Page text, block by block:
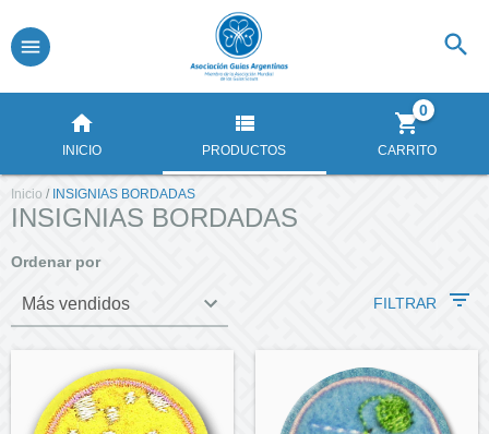
INICIO PRODUCTOS CARRITO
0
Inicio / INSIGNIAS BORDADAS
INSIGNIAS BORDADAS
Ordenar por
FILTRAR